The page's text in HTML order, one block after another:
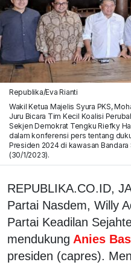
Republika/Eva Rianti
Wakil Ketua Majelis Syura PKS,
Juru Bicara Tim Kecil Koalisi
Sekjen Demokrat Tengku Riefky
dalam konferensi pers tentang
Presiden 2024 di kawasan
(30/1/2023).
REPUBLIKA.CO.ID,
Partai Nasdem, Willy
Partai Keadilan
mendukung Anies
presiden (capres).